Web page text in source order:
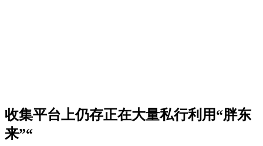
收集平台上仍存正在大量私行利用“胖东
来”“